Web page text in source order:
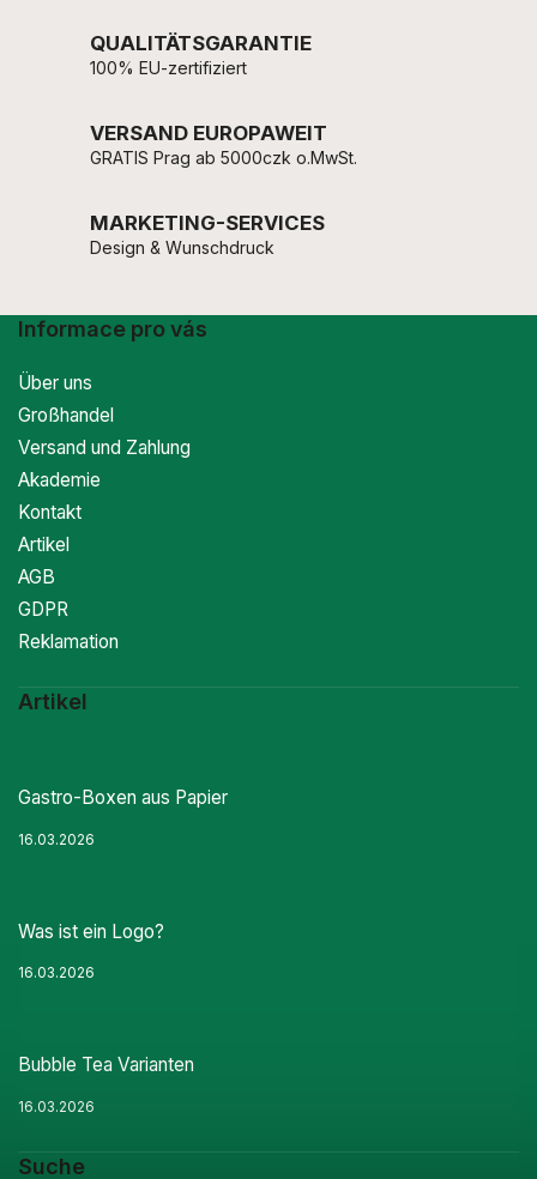
QUALITÄTSGARANTIE
100% EU-zertifiziert
VERSAND EUROPAWEIT
GRATIS Prag ab 5000czk o.MwSt.
MARKETING-SERVICES
Design & Wunschdruck
Informace pro vás
Über uns
Großhandel
Versand und Zahlung
Akademie
Kontakt
Artikel
AGB
GDPR
Reklamation
Artikel
Gastro-Boxen aus Papier
16.03.2026
Was ist ein Logo?
16.03.2026
Bubble Tea Varianten
16.03.2026
Suche